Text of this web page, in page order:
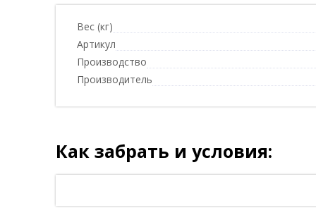
Вес (кг)
Артикул
Производство
Производитель
Как забрать и условия: